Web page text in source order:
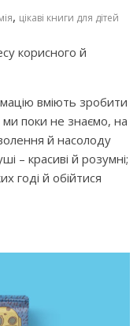
, цікаві книги для дітей
корисного й
вміють зробити
поки не знаємо, на
й насолоду
– красиві й розумні;
годі й обійтися
колискові